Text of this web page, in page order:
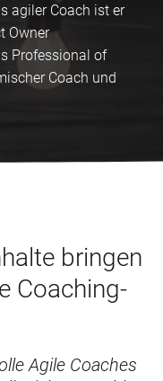
agiler Coach ist er
Owner
Professional of
Coach und
bringen
Coaching-
Agile Coaches